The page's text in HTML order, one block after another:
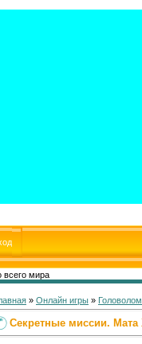
мира
» Онлайн игры »
Секретные миссии.